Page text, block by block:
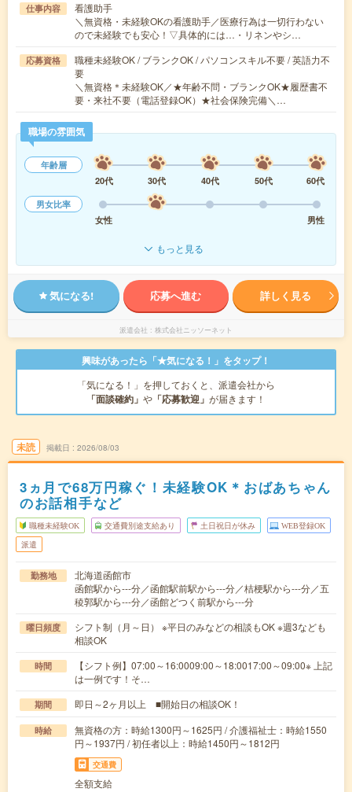
仕事内容
看護助手
＼無資格・未経験OKの看護助手／医療行為は一切行わない
ので未経験でも安心！▽具体的には…・リネンやシ…
応募資格
職種未経験OK / ブランクOK / パソコンスキル不要 / 英語力不
要
＼無資格＊未経験OK／★年齢不問・ブランクOK★履歴書不
要・来社不要（電話登録OK）★社会保険完備＼…
職場の雰囲気
年齢層
20代
30代 40代 50代
60代
男女比率
女性
男性
もっと見る
気になる! 応募へ進む 詳しく見る
派遣会社 株式会社ニッソーネット
興味があったら「★気になる！」をタップ！
「気になる！」を押しておくと、派遣会社から
「面談確約」 や 「応募歓迎」 が届きます！
未読 掲載日 2026/08/03
3ヵ月で68万円稼ぐ！未経験OK＊おばあちゃん
のお話相手など
職種未経験OK 交通費別途支給あり 土日祝日が休み WEB登録OK
派遣
勤務地
北海道函館市
函館駅から---分／函館駅前駅から---分／桔梗駅から---分／五
稜郭駅から---分／函館どつく前駅から---分
曜日頻度
シフト制（月～日） ※平日のみなどの相談もOK ※週3なども
相談OK
時間
【シフト例】07:00～16:0009:00～18:0017:00～09:00※ 上記
は一例です！そ…
期間 即日～2ヶ月以上 ■開始日の相談OK！
時給
無資格の方：時給1300円～1625円 / 介護福祉士：時給1550
円～1937円 / 初任者以上：時給1450円～1812円
交通費
全額支給